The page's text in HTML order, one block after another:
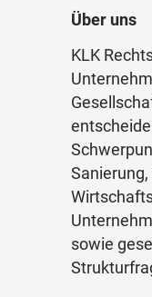
Über uns
KLK
sowie